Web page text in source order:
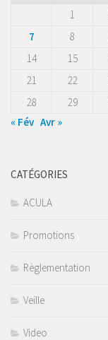
1
7
8
14
15
21
22
28
29
« Fév Avr »
CATÉGORIES
ACULA
Promotions
Règlementation
Veille
Video